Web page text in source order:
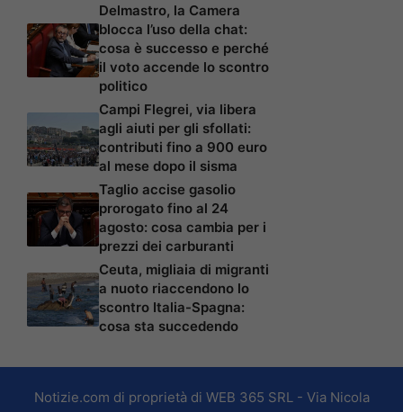
Delmastro, la Camera
blocca l’uso della chat:
cosa è successo e perché
il voto accende lo scontro
politico
Campi Flegrei, via libera
agli aiuti per gli sfollati:
contributi fino a 900 euro
al mese dopo il sisma
Taglio accise gasolio
prorogato fino al 24
agosto: cosa cambia per i
prezzi dei carburanti
Ceuta, migliaia di migranti
a nuoto riaccendono lo
scontro Italia-Spagna:
cosa sta succedendo
Notizie.com di proprietà di WEB 365 SRL - Via Nicola